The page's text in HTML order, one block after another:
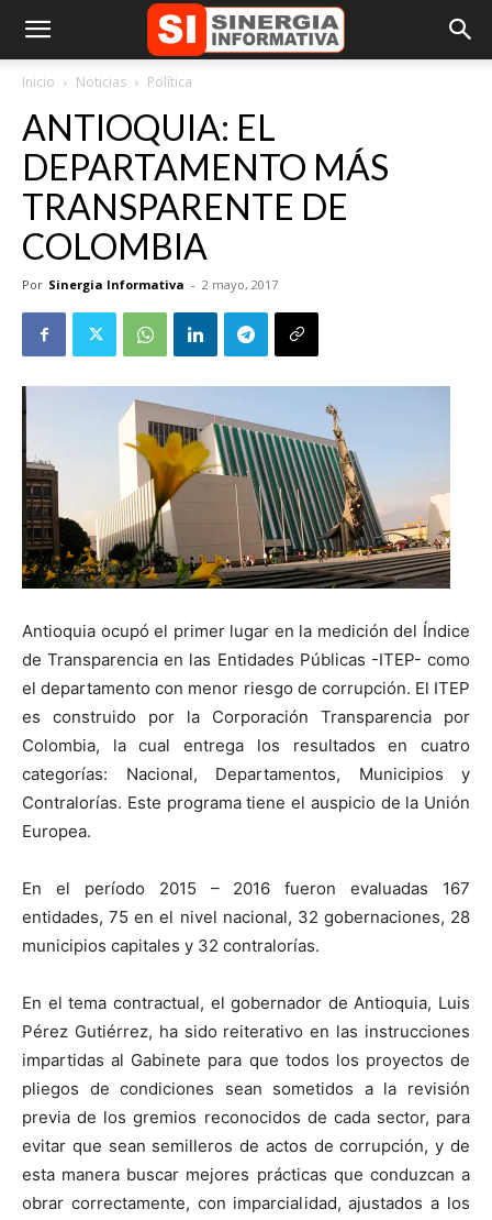
Inicio Noticias Política
ANTIOQUIA: EL
DEPARTAMENTO MÁS
TRANSPARENTE DE
COLOMBIA
Por Sinergia Informativa - 2 mayo, 2017
Antioquia ocupó el primer lugar en la medición del Índice
de Transparencia en las Entidades Públicas -ITEP- como
el departamento con menor riesgo de corrupción. El ITEP
es construido por la Corporación Transparencia por
Colombia, la cual entrega los resultados en cuatro
categorías: Nacional, Departamentos, Municipios y
Contralorías. Este programa tiene el auspicio de la Unión
Europea.
En el período 2015 – 2016 fueron evaluadas 167
entidades, 75 en el nivel nacional, 32 gobernaciones, 28
municipios capitales y 32 contralorías.
En el tema contractual, el gobernador de Antioquia, Luis
Pérez Gutiérrez, ha sido reiterativo en las instrucciones
impartidas al Gabinete para que todos los proyectos de
pliegos de condiciones sean sometidos a la revisión
previa de los gremios reconocidos de cada sector, para
evitar que sean semilleros de actos de corrupción, y de
esta manera buscar mejores prácticas que conduzcan a
obrar correctamente, con imparcialidad, ajustados a los